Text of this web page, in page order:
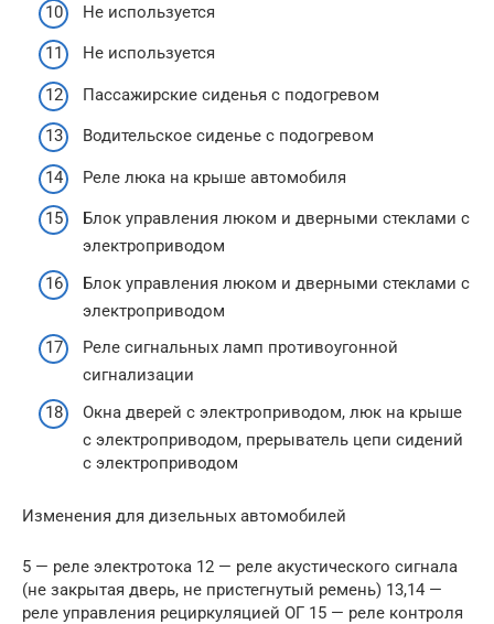
Не используется
Не используется
Пассажирские сиденья с подогревом
Водительское сиденье с подогревом
Реле люка на крыше автомобиля
Блок управления люком и дверными стеклами с
электроприводом
Блок управления люком и дверными стеклами с
электроприводом
Реле сигнальных ламп противоугонной
сигнализации
Окна дверей с электроприводом, люк на крыше
с электроприводом, прерыватель цепи сидений
с электроприводом
Изменения для дизельных автомобилей
5 — реле электротока 12 — реле акустического сигнала
(не закры­тая дверь, не пристегнутый ремень) 13,14 —
реле управления рециркуляцией ОГ 15 — реле контроля